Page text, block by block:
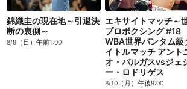
錦織圭の現在地～引退決
断の裏側～
8/9（日）午前1:00
エキサイトマッチ～
プロボクシング #18
WBA世界バンタム級
イトルマッチ アント
オ・バルガスvsジェ
ー・ロドリゲス
8/10（月）午後9:00